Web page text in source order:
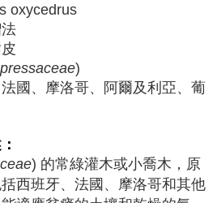
oxycedrus
)
國、摩洛哥、阿爾及利亞、葡
) 的常綠灌木或小喬木，原
西班牙、法國、摩洛哥和其他